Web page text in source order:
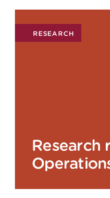
RESEARCH
Research